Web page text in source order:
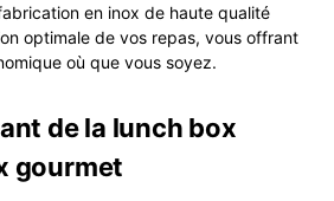
en inox de haute qualité
optimale de vos repas, vous offrant
où que vous soyez.
de la lunch box
gourmet